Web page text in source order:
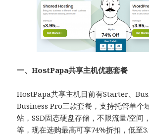
一、HostPapa共享主机优惠套餐
HostPapa共享主机目前有Starter、
Business Pro三款套餐，支持托管单个
站，SSD固态硬盘存储，不限流量/空间
等，现在选购最高可享74%折扣，低至